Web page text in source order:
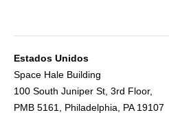
Estados Unidos
Space Hale Building
100 South Juniper St, 3rd Floor,
PMB 5161, Philadelphia, PA 19107